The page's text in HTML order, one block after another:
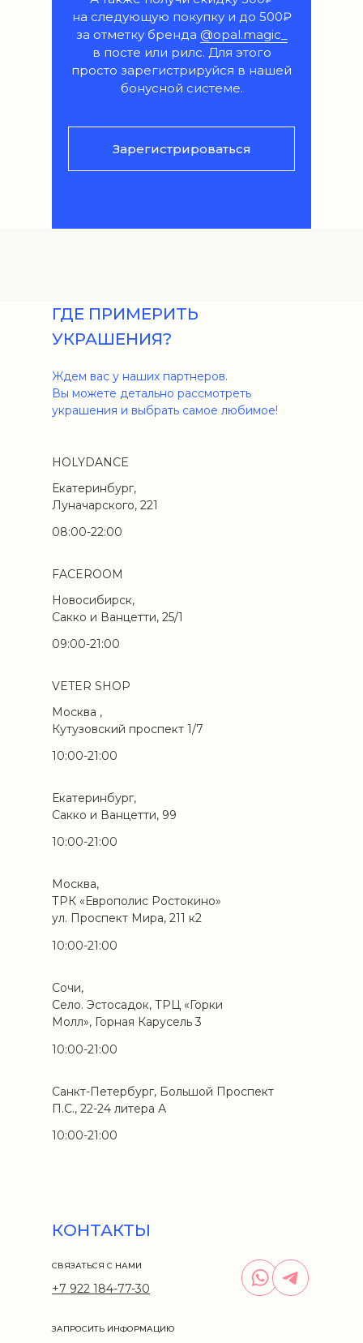
Зарегистрироваться
на следующую покупку и до 500₽
за отметку бренда @opal.magic_
в посте или рилс. Для этого
просто зарегистрируйся в нашей
бонусной системе.
ГДЕ ПРИМЕРИТЬ
УКРАШЕНИЯ?
10:00-21:00
Санкт-Петербург, Большой Проспект
П.С., 22-24 литера А
10:00-21:00
Сочи,
Село. Эстосадок, ТРЦ «Горки
Молл», Горная Карусель 3
10:00-21:00
Москва,
ТРК «Европолис Ростокино»
ул. Проспект Мира, 211 к2
Екатеринбург,
Луначарского, 221
HOLYDANCE
08:00-22:00
10:00-21:00
Екатеринбург,
Сакко и Ванцетти, 99
Ждем вас у наших партнеров.
Вы можете детально рассмотреть
украшения и выбрать самое любимое!
FACEROOM
Новосибирск,
Сакко и Ванцетти, 25/1
09:00-21:00
VETER SHOP
Москва ,
Кутузовский проспект 1/7
10:00-21:00
КОНТАКТЫ
+7 922 184-77-30
СВЯЗАТЬСЯ С НАМИ
ЗАПРОСИТЬ ИНФОРМАЦИЮ